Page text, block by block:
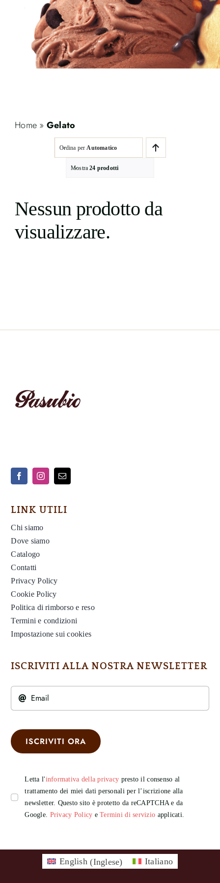
Contatti
Home » Gelato
Ordina per Automatico
Mostra24 prodotti
Nessun prodotto da
visualizzare.
LINK UTILI
Chi siamo
Dove siamo
Catalogo
Contatti
Privacy Policy
Cookie Policy
Politica di rimborso e reso
Termini e condizioni
Impostazione sui cookies
ISCRIVITI ALLA NOSTRA NEWSLETTER
ISCRIVITI ORA
Letta l'informativa della privacy presto il consenso al
trattamento dei miei dati personali per l’iscrizione alla
newsletter. Questo sito è protetto da reCAPTCHA e da
Google. Privacy Policy eTermini di servizio applicati.
English (Inglese) Italiano